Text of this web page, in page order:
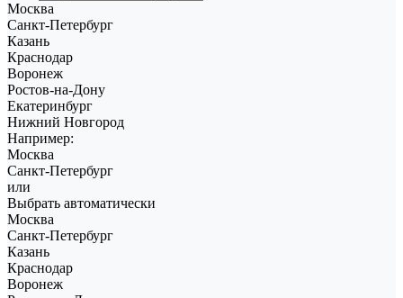
Москва
Санкт-Петербург
Казань
Краснодар
Воронеж
Ростов-на-Дону
Екатеринбург
Нижний Новгород
Например:
Москва
Санкт-Петербург
или
Выбрать автоматически
Москва
Санкт-Петербург
Казань
Краснодар
Воронеж